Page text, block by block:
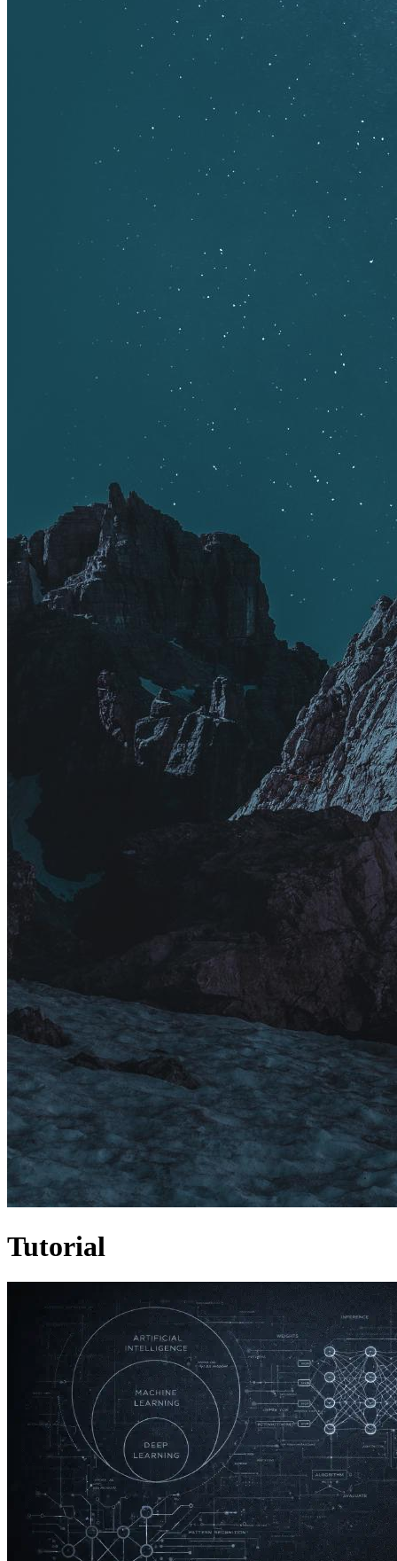
Tutorial